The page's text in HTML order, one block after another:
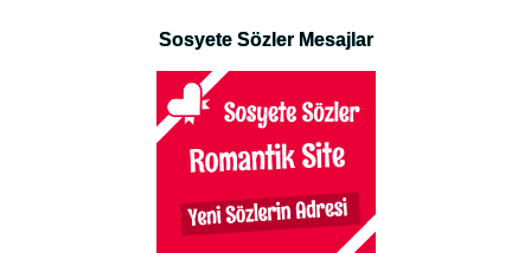
Sosyete Sözler Mesajlar